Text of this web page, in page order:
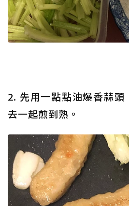
2. 先用一點點油爆香蒜頭
去一起煎到熟。